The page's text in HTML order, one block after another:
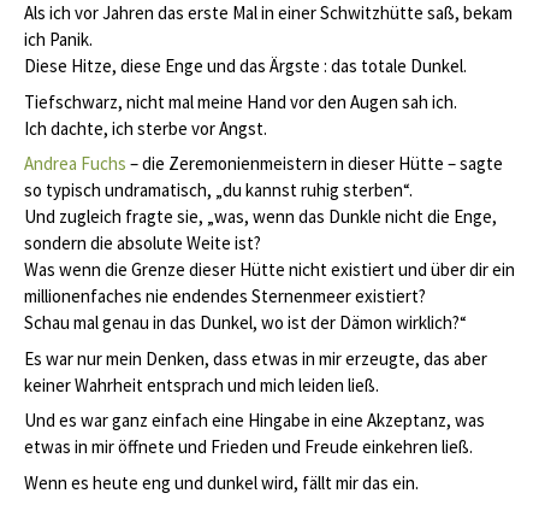
Als ich vor Jahren das erste Mal in einer Schwitzhütte saß, bekam
ich Panik.
Diese Hitze, diese Enge und das Ärgste : das totale Dunkel.
Tiefschwarz, nicht mal meine Hand vor den Augen sah ich.
Ich dachte, ich sterbe vor Angst.
Andrea Fuchs – die Zeremonienmeistern in dieser Hütte – sagte
so typisch undramatisch, „du kannst ruhig sterben“.
Und zugleich fragte sie, „was, wenn das Dunkle nicht die Enge,
sondern die absolute Weite ist?
Was wenn die Grenze dieser Hütte nicht existiert und über dir ein
millionenfaches nie endendes Sternenmeer existiert?
Schau mal genau in das Dunkel, wo ist der Dämon wirklich?“
Es war nur mein Denken, dass etwas in mir erzeugte, das aber
keiner Wahrheit entsprach und mich leiden ließ.
Und es war ganz einfach eine Hingabe in eine Akzeptanz, was
etwas in mir öffnete und Frieden und Freude einkehren ließ.
Wenn es heute eng und dunkel wird, fällt mir das ein.